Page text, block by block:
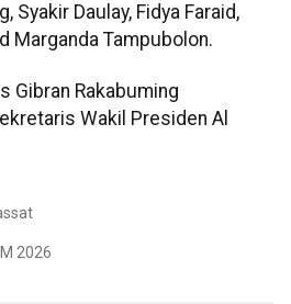
Syakir Daulay, Fidya Faraid,
Marganda Tampubolon.
Gibran Rakabuming
Wakil Presiden Al
2026